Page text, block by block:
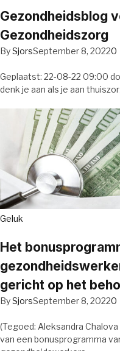
Gezondheidsblog
Gezondheidszorg
BySjorsSeptember 8, 20220
Geplaatst: 22-08-22 09:00
denk je aan als je aan
Geluk
Het
gericht op het
BySjorsSeptember 8, 20220
(Tegoed: Aleksandra
van een bonusprogramma